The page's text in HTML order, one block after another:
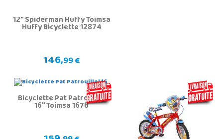
12" Spiderman Huffy Toimsa
Huffy Bicyclette 12874
146,99 €
Bicyclette Pat Patrouillel
16" Toimsa 1678